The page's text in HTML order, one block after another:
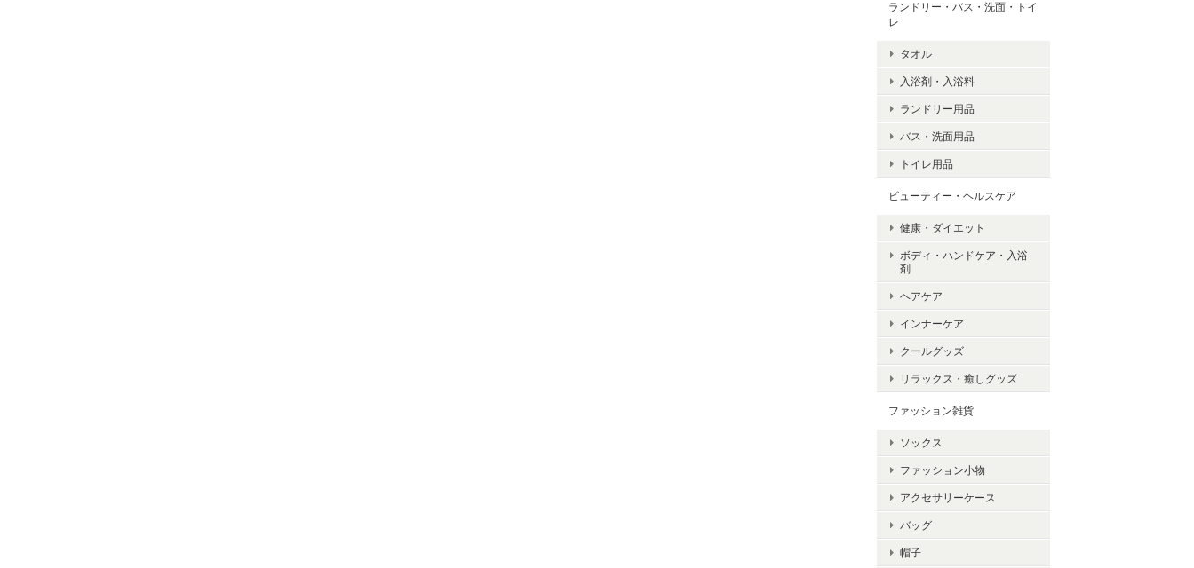
ランドリー・バス・洗面・トイ
レ
タオル
入浴剤・入浴料
ランドリー用品
バス・洗面用品
トイレ用品
ビューティー・ヘルスケア
健康・ダイエット
ボディ・ハンドケア・入浴
剤
ヘアケア
インナーケア
クールグッズ
リラックス・癒しグッズ
ファッション雑貨
ソックス
ファッション小物
アクセサリーケース
バッグ
帽子